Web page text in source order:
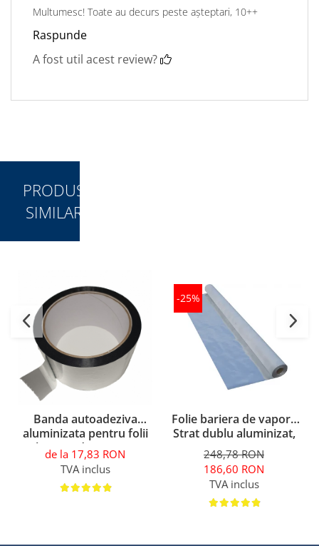
Multumesc! Toate au decurs peste așteptari, 10++
Raspunde
A fost util acest review?
PRODUSE
SIMILARE
Banda autoadeziva
aluminizata pentru folii
bariera de vapori, ​​​​​​​
ISOFLEX TAPE
de la 17,83 RON
TVA inclus
-25%
Folie bariera de vapori,
Strat dublu aluminizat,
MASTERFOL SD 100
ALU, 75 mp
248,78 RON
186,60 RON
TVA inclus